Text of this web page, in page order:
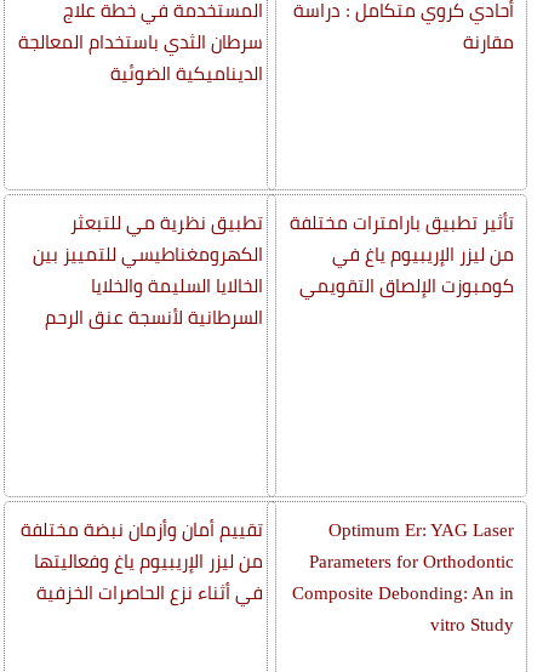
أحادي كروي متكامل : دراسة
مقارنة
تأثير تطبيق بارامترات مختلفة
من ليزر الإريبيوم ياغ في
كومبوزت الإلصاق التقويمي
Optimum Er: YAG Laser
Parameters for Orthodontic
Composite Debonding: An in
vitro Study
المستخدمة في خطة علاج
سرطان الثدي باستخدام المعالجة
الديناميكية الضوئية
تطبيق نظرية مي للتبعثر
الكهرومغناطيسي للتمييز بين
الخالايا السليمة والخلايا
السرطانية لأنسجة عنق الرحم
تقييم أمان وأزمان نبضة مختلفة
من ليزر الإريبيوم ياغ وفعاليتها
في أثناء نزع الحاصرات الخزفية